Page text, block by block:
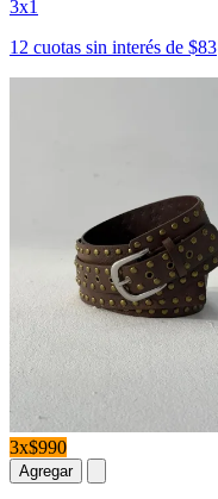
3x1
12 cuotas sin interés de $83
3x$990
Agregar